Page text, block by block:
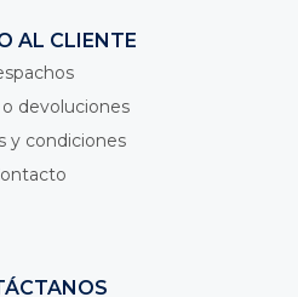
AL CLIENTE
devoluciones
y condiciones